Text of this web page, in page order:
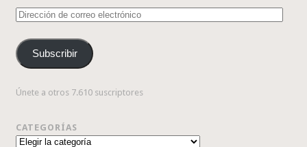
Dirección
correo
electrónico
Subscribir
Únete a otros 7.610 suscriptores
CATEGORÍAS
Categorías